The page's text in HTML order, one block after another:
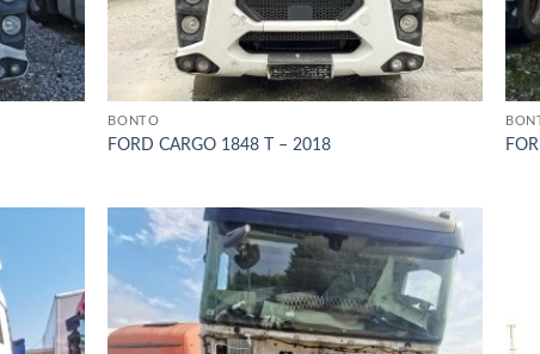
BONTÓ
FORD CARGO 1848 T – 2018